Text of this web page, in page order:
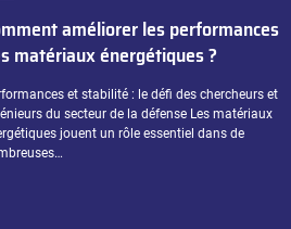
améliorer les performances
matériaux énergétiques ?
:
et stabilité : le défi des chercheurs et
du secteur de la défense Les matériaux
jouent un rôle essentiel dans de